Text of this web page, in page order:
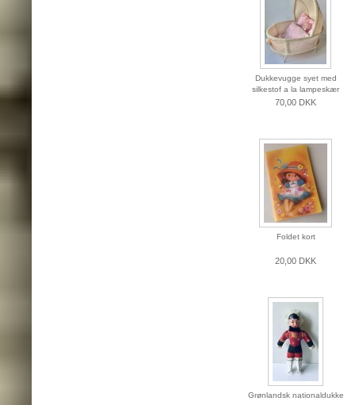
Dukkevugge syet med
silkestof a la lampeskær
70,00 DKK
Foldet kort
20,00 DKK
Grønlandsk nationaldukke